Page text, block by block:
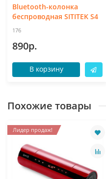
Bluetooth-колонка
беспроводная SITITEK S4
176
890р.
В корзину
Похожие товары
Лидер продаж!